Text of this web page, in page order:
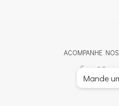
ACOMPANHE
Mande